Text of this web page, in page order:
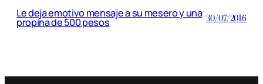
Le deja emotivo mensaje a su mesero y una
propina de 500 pesos 30/07/2016